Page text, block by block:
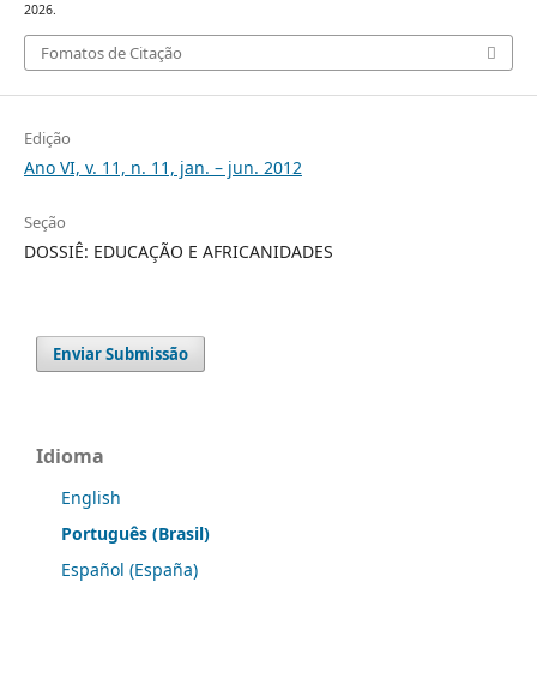
2026.
Fomatos de Citação
Edição
Ano VI, v. 11, n. 11, jan. – jun. 2012
Seção
DOSSIÊ: EDUCAÇÃO E AFRICANIDADES
Enviar Submissão
Idioma
English
Português (Brasil)
Español (España)